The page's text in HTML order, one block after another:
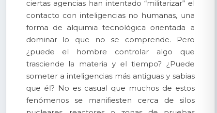
ciertas agencias han intentado “militarizar” el
contacto con inteligencias no humanas, una
forma de alquimia tecnológica orientada a
dominar lo que no se comprende. Pero
¿puede el hombre controlar algo que
trasciende la materia y el tiempo? ¿Puede
someter a inteligencias más antiguas y sabias
que él? No es casual que muchos de estos
fenómenos se manifiesten cerca de silos